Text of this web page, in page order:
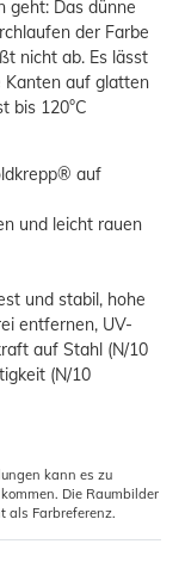
geht: Das dünne
der Farbe
nicht ab. Es lässt
Kanten auf glatten
bis 120°C
auf
und leicht rauen
und stabil, hohe
entfernen, UV-
auf Stahl (N/10
(N/10
kann es zu
Die Raumbilder
als Farbreferenz.